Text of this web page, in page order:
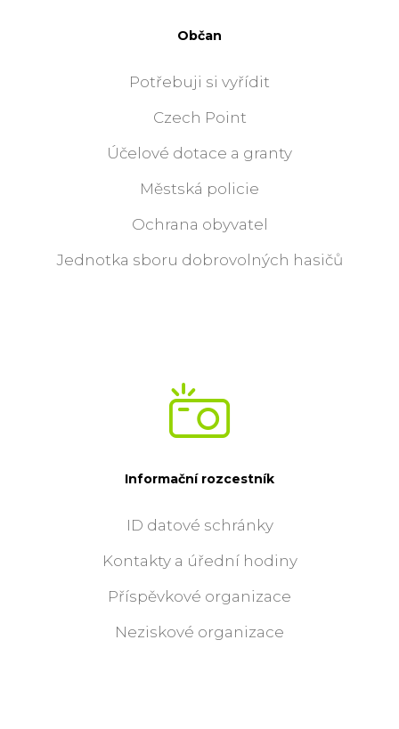
Občan
Potřebuji si vyřídit
Czech Point
Účelové dotace a granty
Městská policie
Ochrana obyvatel
Jednotka sboru dobrovolných hasičů
Informační rozcestník
ID datové schránky
Kontakty a úřední hodiny
Příspěvkové organizace
Neziskové organizace